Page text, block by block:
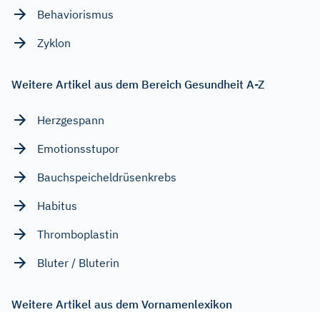
Behaviorismus
Zyklon
Weitere Artikel aus dem Bereich Gesundheit A-Z
Herzgespann
Emotionsstupor
Bauchspeicheldrüsenkrebs
Habitus
Thromboplastin
Bluter / Bluterin
Weitere Artikel aus dem Vornamenlexikon